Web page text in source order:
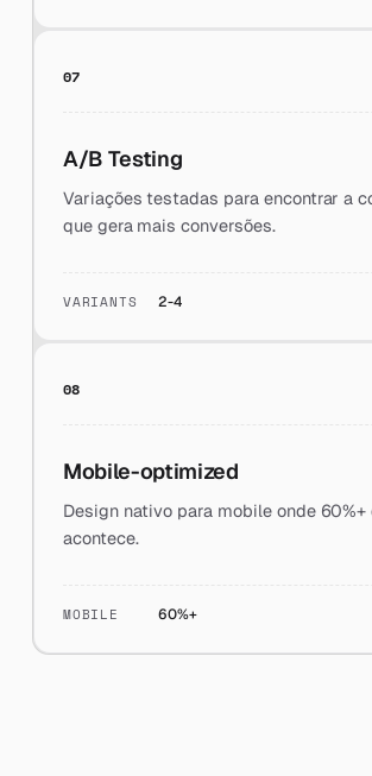
07
A/B Testing
Variações testadas para encontrar a
que gera mais conversões.
VARIANTS 2-4
08
Mobile-optimized
Design nativo para mobile onde
acontece.
MOBILE 60%+